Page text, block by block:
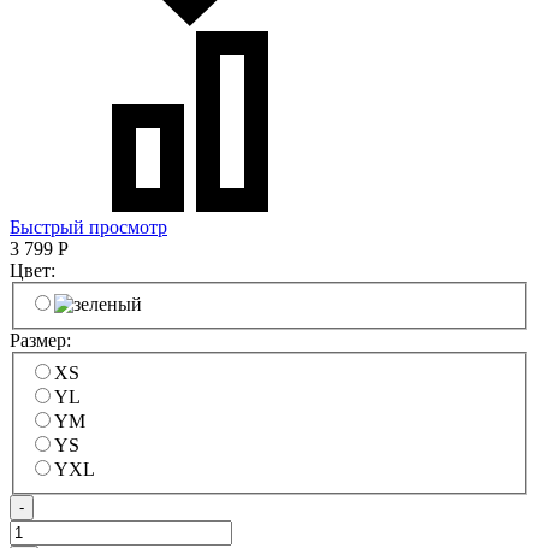
Быстрый просмотр
3 799 Р
Цвет:
Размер:
XS
YL
YM
YS
YXL
-